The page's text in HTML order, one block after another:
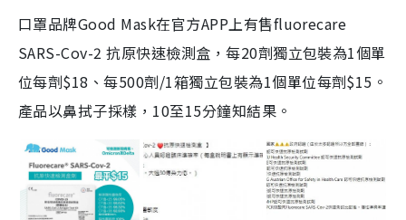
口罩品牌Good Mask在官方APP上有售fluorecare
SARS-Cov-2 抗原快速檢測盒，每20劑獨立包裝為1個單
位每劑$18、每500劑/1箱獨立包裝為1個單位每劑$15。
產品以鼻拭子採樣，10至15分鐘知結果。